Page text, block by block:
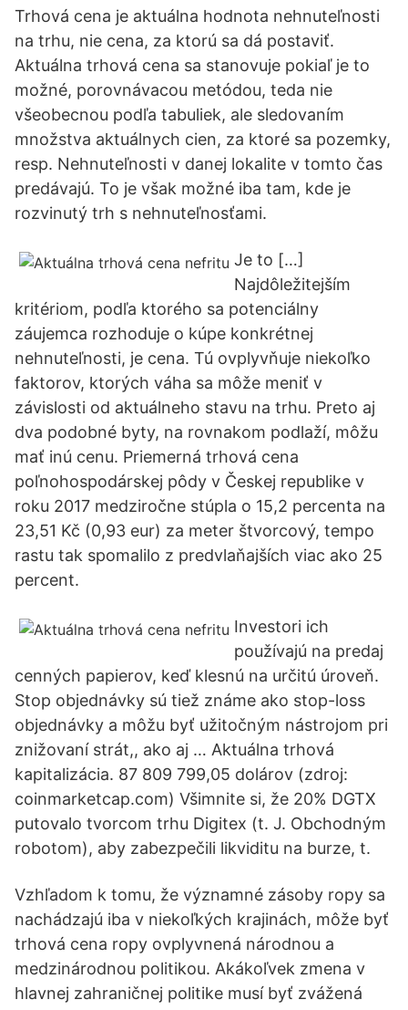
Trhová cena je aktuálna hodnota nehnuteľnosti
na trhu, nie cena, za ktorú sa dá postaviť.
Aktuálna trhová cena sa stanovuje pokiaľ je to
možné, porovnávacou metódou, teda nie
všeobecnou podľa tabuliek, ale sledovaním
množstva aktuálnych cien, za ktoré sa pozemky,
resp. Nehnuteľnosti v danej lokalite v tomto čas
predávajú. To je však možné iba tam, kde je
rozvinutý trh s nehnuteľnosťami.
Je to […]
Najdôležitejším
kritériom, podľa ktorého sa potenciálny
záujemca rozhoduje o kúpe konkrétnej
nehnuteľnosti, je cena. Tú ovplyvňuje niekoľko
faktorov, ktorých váha sa môže meniť v
závislosti od aktuálneho stavu na trhu. Preto aj
dva podobné byty, na rovnakom podlaží, môžu
mať inú cenu. Priemerná trhová cena
poľnohospodárskej pôdy v Českej republike v
roku 2017 medziročne stúpla o 15,2 percenta na
23,51 Kč (0,93 eur) za meter štvorcový, tempo
rastu tak spomalilo z predvlaňajších viac ako 25
percent.
Investori ich
používajú na predaj
cenných papierov, keď klesnú na určitú úroveň.
Stop objednávky sú tiež známe ako stop-loss
objednávky a môžu byť užitočným nástrojom pri
znižovaní strát,, ako aj … Aktuálna trhová
kapitalizácia. 87 809 799,05 dolárov (zdroj:
coinmarketcap.com) Všimnite si, že 20% DGTX
putovalo tvorcom trhu Digitex (t. J. Obchodným
robotom), aby zabezpečili likviditu na burze, t.
Vzhľadom k tomu, že významné zásoby ropy sa
nachádzajú iba v niekoľkých krajinách, môže byť
trhová cena ropy ovplyvnená národnou a
medzinárodnou politikou. Akákoľvek zmena v
hlavnej zahraničnej politike musí byť zvážená